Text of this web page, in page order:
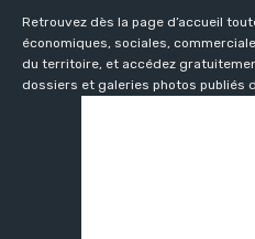
Retrouvez dès la page d’accueil
économiques, sociales,
du territoire, et accédez
dossiers et galeries photos publiés